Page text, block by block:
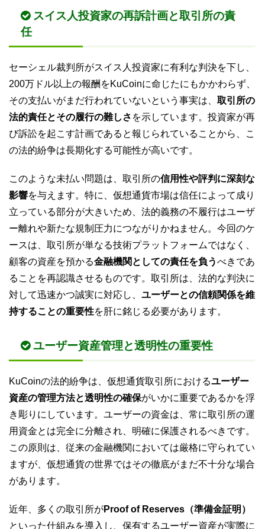
スイス人投資家の再訴計画と取引所の責
任
セーシェル裁判所がスイス人投資家に有利な判決を下し、
200万ドル以上の報酬をKuCoinに命じたにもかかわらず、
その支払いがまだ行われていないという事実は、 取引所の
法的責任とその履行の難しさ を示しています。投資家が再
び訴訟を起こす計画であると報じられていることから、こ
の法的紛争は長期化する可能性が高いです。
このような未払い問題は、取引所の信用性や評判に深刻な
影響を与えます。特に、仮想通貨市場は信任によって成り
立っている部分が大きいため、法的義務の不履行はユーザ
ー離れや新たな規制圧力につながりかねません。今回のケ
ースは、取引所が単なる技術プラットフォームではなく、
顧客の資産を預かる金融機関としての責任を負うべきであ
ることを再認識させるものです。取引所は、法的な判決に
対して迅速かつ誠実に対応し、 ユーザーとの信頼関係を維
持することの重要性を肝に銘じる必要があります。
ユーザー資産管理と透明性の重要性
KuCoinの法的紛争は、仮想通貨取引所におけるユーザー
資産の管理方法と透明性の確保がいかに重要であるかを浮
き彫りにしています。ユーザーの資金は、常に取引所の運
用資金とは完全に分離され、明確に保護されるべきです。
この原則は、従来の金融機関においては厳格に守られてい
ますが、仮想通貨の世界ではその徹底がまだ不十分な場合
があります。
近年、多くの取引所がProof of Reserves（準備金証明）
といった仕組みを導入し、保有するユーザー資産が実際に